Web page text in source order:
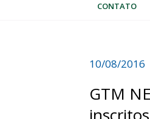
CONTATO
10/08/2016
GTM